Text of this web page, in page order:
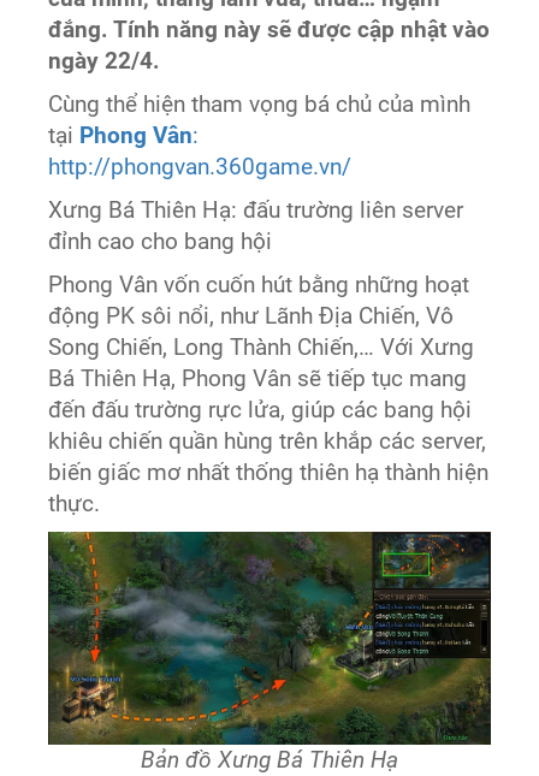
đắng. Tính năng này sẽ được cập nhật vào
ngày 22/4.
Cùng thể hiện tham vọng bá chủ của mình
tại Phong Vân:
http://phongvan.360game.vn/
Xưng Bá Thiên Hạ: đấu trường liên server
đỉnh cao cho bang hội
Phong Vân vốn cuốn hút bằng những hoạt
động PK sôi nổi, như Lãnh Địa Chiến, Vô
Song Chiến, Long Thành Chiến,… Với Xưng
Bá Thiên Hạ, Phong Vân sẽ tiếp tục mang
đến đấu trường rực lửa, giúp các bang hội
khiêu chiến quần hùng trên khắp các server,
biến giấc mơ nhất thống thiên hạ thành hiện
thực.
Bản đồ Xưng Bá Thiên Hạ